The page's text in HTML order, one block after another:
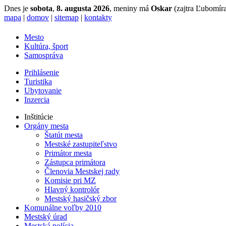
Dnes je sobota, 8. augusta 2026, meniny má Oskar (zajtra
mapa | domov | sitemap | kontakty
Mesto
Kultúra, šport
Samospráva
Prihlásenie
Turistika
Ubytovanie
Inzercia
Inštitúcie
Orgány mesta
Štatút mesta
Mestské zastupiteľstvo
Primátor mesta
Zástupca primátora
Členovia Mestskej rady
Komisie pri MZ
Hlavný kontrolór
Mestský hasičský zbor
Komunálne voľby 2010
Mestský úrad